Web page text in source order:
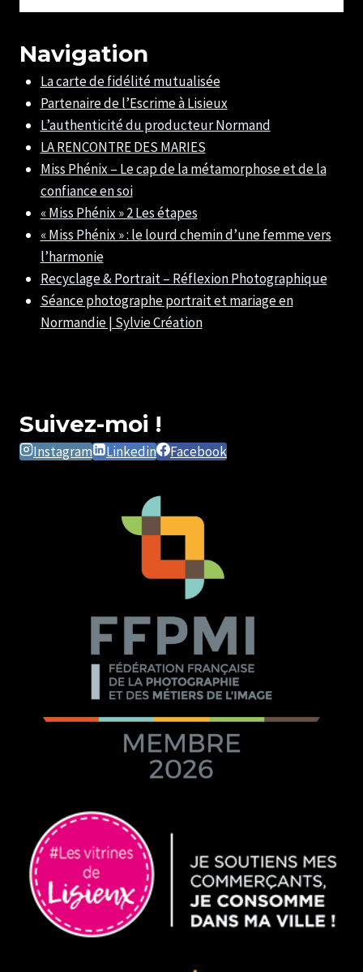
Navigation
La carte de fidélité mutualisée
Partenaire de l’Escrime à Lisieux
L’authenticité du producteur Normand
LA RENCONTRE DES MARIES
Miss Phénix – Le cap de la métamorphose et de la
confiance en soi
« Miss Phénix » 2 Les étapes
« Miss Phénix » : le lourd chemin d’une femme vers
l’harmonie
Recyclage & Portrait – Réflexion Photographique
Séance photographe portrait et mariage en
Normandie | Sylvie Création
Suivez-moi !
Instagram Linkedin Facebook